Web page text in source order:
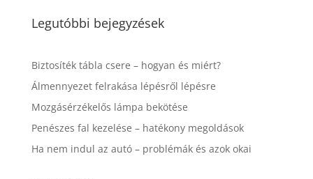
Legutóbbi bejegyzések
Biztosíték tábla csere – hogyan és miért?
Álmennyezet felrakása lépésről lépésre
Mozgásérzékelős lámpa bekötése
Penészes fal kezelése – hatékony megoldások
Ha nem indul az autó – problémák és azok okai